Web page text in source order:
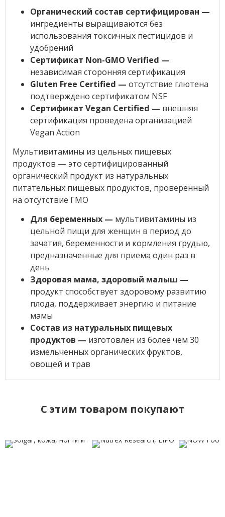
Органический состав сертифицирован —
ингредиенты выращиваются без
использования токсичных пестицидов и
удобрений
Сертификат Non-GMO Verified —
независимая сторонняя сертификация
Gluten Free Certified — отсутствие глютена
подтверждено сертификатом NSF
Сертификат Vegan Certified — внешняя
сертификация проведена организацией
Vegan Action
Мультивитамины из цельных пищевых
продуктов — это сертифицированный
органический продукт из натуральных
питательных пищевых продуктов, проверенный
на отсутствие ГМО
Для беременных — мультивитамины из
цельной пищи для женщин в период до
зачатия, беременности и кормления грудью,
предназначенные для приема один раз в
день
Здоровая мама, здоровый малыш —
продукт способствует здоровому развитию
плода, поддерживает энергию и питание
мамы
Состав из натуральных пищевых
продуктов — изготовлен из более чем 30
измельченных органических фруктов,
овощей и трав
C этим товаром покупают